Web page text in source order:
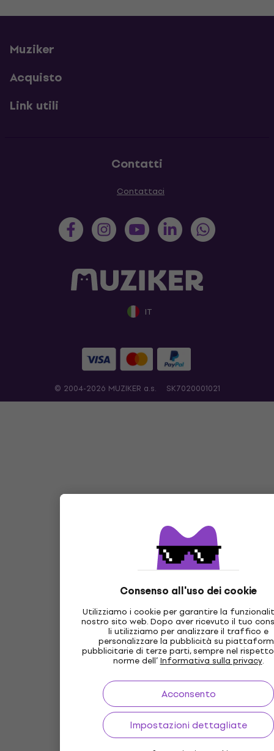
Consenso all'uso dei cookie
Utilizziamo i cookie per garantire la
nostro sito web. Dopo aver ricevuto il tuo
li utilizziamo per analizzare il traffico e
personalizzare la pubblicità su
pubblicitarie di terze parti, sempre nel
norme dell’Informativa sulla privacy.
Acconsento
Impostazioni dettagliate
Muziker
Acquisto
Link utili
Contatti
Contattaci
IT
© 2004-2026 MUZIKER a.s. SK7020001021